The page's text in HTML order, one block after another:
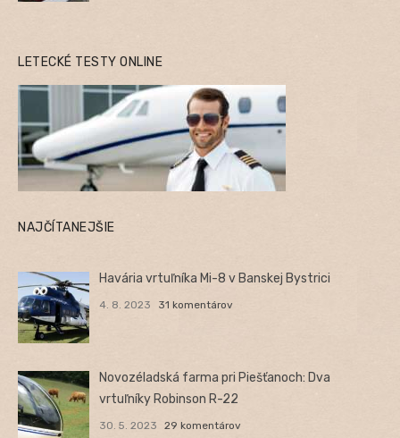
LETECKÉ TESTY ONLINE
NAJČÍTANEJŠIE
Havária vrtuľníka Mi-8 v Banskej Bystrici
4. 8. 2023 31 komentárov
Novozéladská farma pri Piešťanoch: Dva
vrtuľníky Robinson R-22
30. 5. 2023 29 komentárov